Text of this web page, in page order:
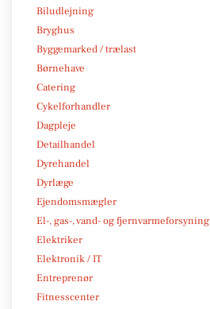
Biludlejning
Bryghus
Byggemarked / trælast
Børnehave
Catering
Cykelforhandler
Dagpleje
Detailhandel
Dyrehandel
Dyrlæge
Ejendomsmægler
El-, gas-, vand- og fjernvarmeforsyning
Elektriker
Elektronik / IT
Entreprenør
Fitnesscenter